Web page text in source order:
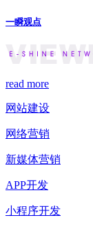
一瞬观点
read more
网站建设
网络营销
新媒体营销
APP开发
小程序开发